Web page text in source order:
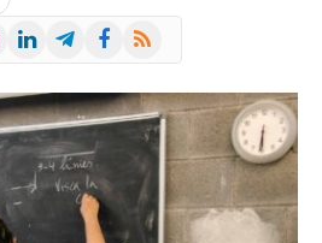
LinkedInTelegramFacebook
RSS